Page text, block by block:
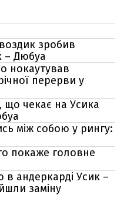
зробив
– Дюбуа
нокаутував
перерви у
що чекає на Усика
між собою у рингу:
покаже головне
андеркарді Усик –
заміну